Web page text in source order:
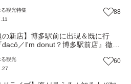
Cafe』（福岡・糸島市）【まち歩
観光特集
88
の新店】博多駅前に出現＆既に行
／I'm donut？博多駅前店』徹底
＆イチオシメニューも紹介！（福岡
）【まち歩き】
観光
60